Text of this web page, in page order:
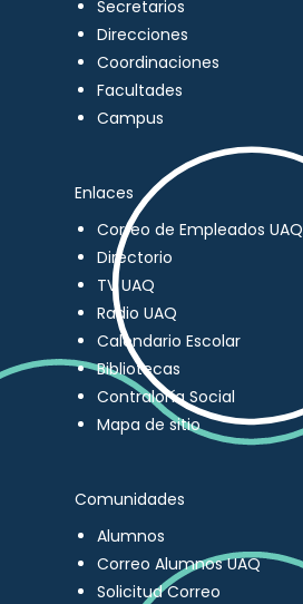
Secretarios
Direcciones
Coordinaciones
Facultades
Campus
Enlaces
Correo de Empleados UAQ
Directorio
TV UAQ
Radio UAQ
Calendario Escolar
Bibliotecas
Contraloría Social
Mapa de sitio
Comunidades
Alumnos
Correo Alumnos UAQ
Solicitud Correo